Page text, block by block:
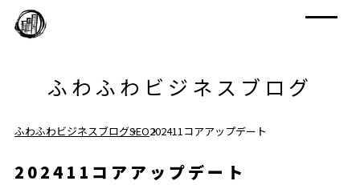
ふわふわビジネスブログ
ふわふわビジネスブログSEO202411コアアップデート
202411コアアップデート